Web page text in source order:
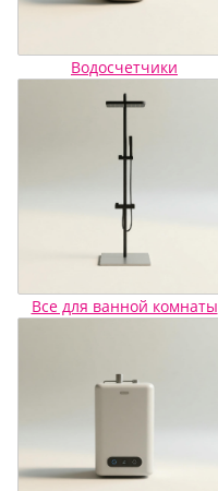
Водосчетчики
Все для ванной комнаты